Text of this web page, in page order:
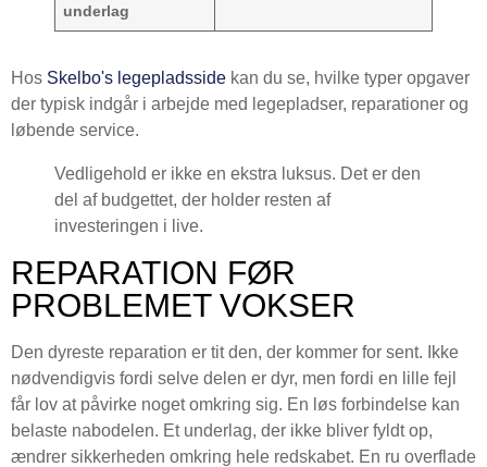
underlag
Hos Skelbo's legepladsside kan du se, hvilke typer opgaver
der typisk indgår i arbejde med legepladser, reparationer og
løbende service.
Vedligehold er ikke en ekstra luksus. Det er den
del af budgettet, der holder resten af
investeringen i live.
REPARATION FØR
PROBLEMET VOKSER
Den dyreste reparation er tit den, der kommer for sent. Ikke
nødvendigvis fordi selve delen er dyr, men fordi en lille fejl
får lov at påvirke noget omkring sig. En løs forbindelse kan
belaste nabodelen. Et underlag, der ikke bliver fyldt op,
ændrer sikkerheden omkring hele redskabet. En ru overflade